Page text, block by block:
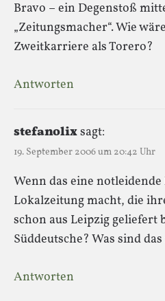
Bravo – ein Degenstoß
„Zeitungsmacher“. Wie
Zweitkarriere als Torero?
Antworten
stefanolixsagt:
19. September 2006 um 20:42 Uhr
Wenn das eine
Lokalzeitung macht, die
schon aus Leipzig
Süddeutsche? Was sind
Antworten